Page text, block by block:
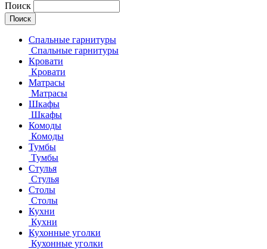
Поиск
Спальные гарнитуры
Спальные гарнитуры
Кровати
Кровати
Матрасы
Матрасы
Шкафы
Шкафы
Комоды
Комоды
Тумбы
Тумбы
Стулья
Стулья
Столы
Столы
Кухни
Кухни
Кухонные уголки
Кухонные уголки